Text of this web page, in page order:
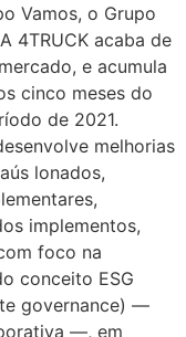
Vamos, o Grupo
4TRUCK acaba de
e acumula
cinco meses do
de 2021.
melhorias
lonados,
implementos,
foco na
conceito ESG
governance) —
—, em